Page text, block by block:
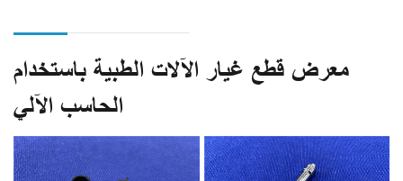
معرض قطع غيار الآلات الطبية باستخدام
الحاسب الآلي